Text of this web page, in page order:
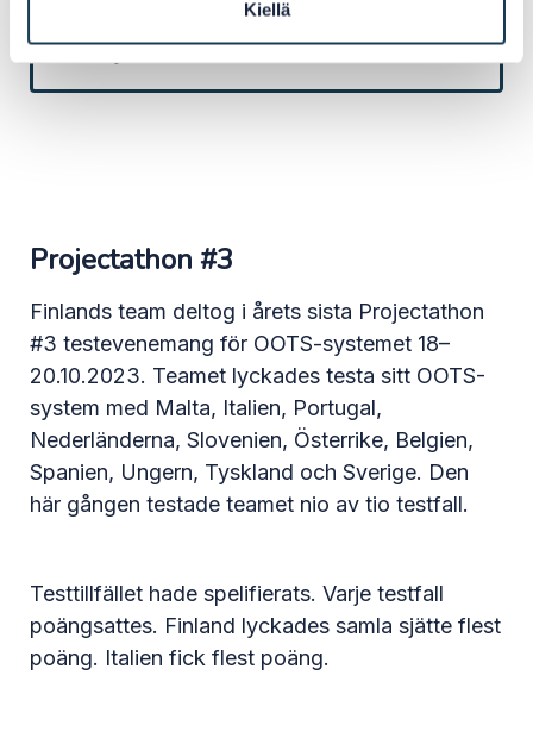
Kiellä
Bekanta dig med rapporten om
Projectathon #2.
Projectathon #3
Finlands team deltog i årets sista Projectathon
#3 testevenemang för OOTS-systemet 18–
20.10.2023. Teamet lyckades testa sitt OOTS-
system med Malta, Italien, Portugal,
Nederländerna, Slovenien, Österrike, Belgien,
Spanien, Ungern, Tyskland och Sverige. Den
här gången testade teamet nio av tio testfall.
Testtillfället hade spelifierats. Varje testfall
poängsattes. Finland lyckades samla sjätte flest
poäng. Italien fick flest poäng.